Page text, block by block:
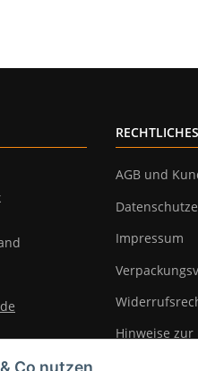
RECHTLICHES
AGB und
Impressum
Hinweise